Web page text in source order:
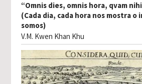
“Omnis dies, omnis hora, qvam
(Cada dia, cada hora nos mostra
somos)
V.M. Kwen Khan Khu